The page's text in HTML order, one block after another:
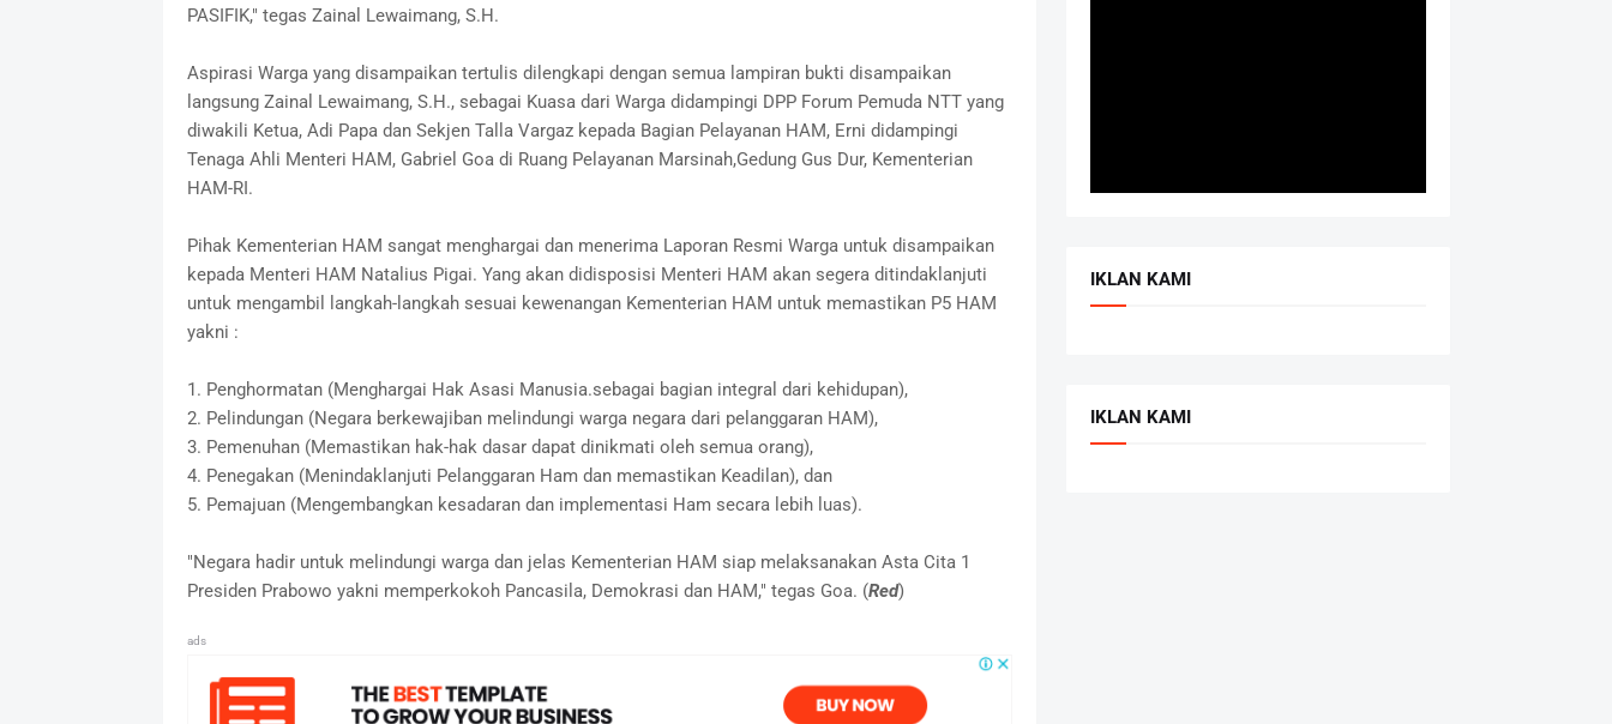
PASIFIK," tegas Zainal Lewaimang, S.H.
Aspirasi Warga yang disampaikan tertulis dilengkapi dengan semua lampiran bukti disampaikan
langsung Zainal Lewaimang, S.H., sebagai Kuasa dari Warga didampingi DPP Forum Pemuda NTT yang
diwakili Ketua, Adi Papa dan Sekjen Talla Vargaz kepada Bagian Pelayanan HAM, Erni didampingi
Tenaga Ahli Menteri HAM, Gabriel Goa di Ruang Pelayanan Marsinah,Gedung Gus Dur, Kementerian
HAM-RI.
Pihak Kementerian HAM sangat menghargai dan menerima Laporan Resmi Warga untuk disampaikan
kepada Menteri HAM Natalius Pigai. Yang akan didisposisi Menteri HAM akan segera ditindaklanjuti
untuk mengambil langkah-langkah sesuai kewenangan Kementerian HAM untuk memastikan P5 HAM
yakni :
1. Penghormatan (Menghargai Hak Asasi Manusia.sebagai bagian integral dari kehidupan),
2. Pelindungan (Negara berkewajiban melindungi warga negara dari pelanggaran HAM),
3. Pemenuhan (Memastikan hak-hak dasar dapat dinikmati oleh semua orang),
4. Penegakan (Menindaklanjuti Pelanggaran Ham dan memastikan Keadilan), dan
5. Pemajuan (Mengembangkan kesadaran dan implementasi Ham secara lebih luas).
"Negara hadir untuk melindungi warga dan jelas Kementerian HAM siap melaksanakan Asta Cita 1
Presiden Prabowo yakni memperkokoh Pancasila, Demokrasi dan HAM," tegas Goa. (Red)
ads
IKLAN KAMI
IKLAN KAMI